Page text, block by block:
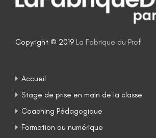
Copyright © 2019 La Fabrique du Prof
Accueil
Stage de prise en main de la classe
Coaching Pédagogique
Formation au numérique